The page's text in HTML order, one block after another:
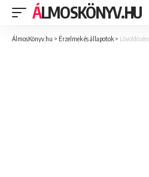
ÁLMOSKÖNYV.HU
ÁlmosKönyv.hu > Érzelmek és állapotok > Lövöldözésről